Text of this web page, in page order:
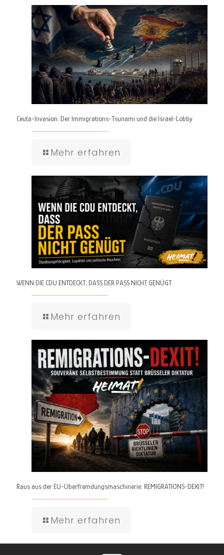
Ceuta-Invasion: Der Immigrations-Tsunami und die Israel-Lobby
Mehr erfahren
WENN DIE CDU ENTDECKT, DASS DER PASS NICHT GENÜGT
Mehr erfahren
Raus aus der EU-Überfremdungsmaschinerie: REMIGRATIONS-DEXIT!
Mehr erfahren